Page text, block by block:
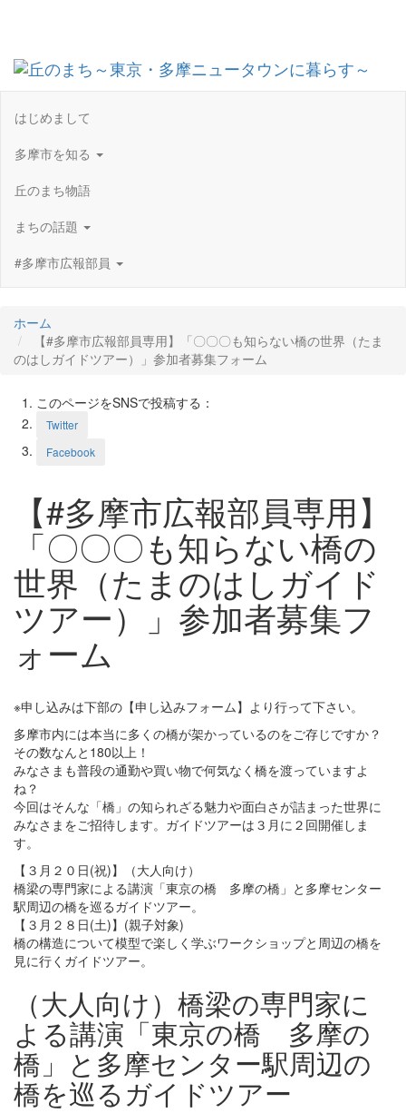
はじめまして
多摩市を知る
丘のまち物語
まちの話題
#多摩市広報部員
ホーム
【#多摩市広報部員専用】「〇〇〇も知らない橋の世界（たま
のはしガイドツアー）」参加者募集フォーム
このページをSNSで投稿する：
Twitter
Facebook
【#多摩市広報部員専用】
「〇〇〇も知らない橋の
世界（たまのはしガイド
ツアー）」参加者募集フ
ォーム
※申し込みは下部の【申し込みフォーム】より行って下さい。
多摩市内には本当に多くの橋が架かっているのをご存じですか？
その数なんと180以上！
みなさまも普段の通勤や買い物で何気なく橋を渡っていますよ
ね？
今回はそんな「橋」の知られざる魅力や面白さが詰まった世界に
みなさまをご招待します。ガイドツアーは３月に２回開催しま
す。
【３月２０日(祝)】（大人向け）
橋梁の専門家による講演「東京の橋 多摩の橋」と多摩センター
駅周辺の橋を巡るガイドツアー。
【３月２８日(土)】(親子対象)
橋の構造について模型で楽しく学ぶワークショップと周辺の橋を
見に行くガイドツアー。
（大人向け）橋梁の専門家に
よる講演「東京の橋 多摩の
橋」と多摩センター駅周辺の
橋を巡るガイドツアー